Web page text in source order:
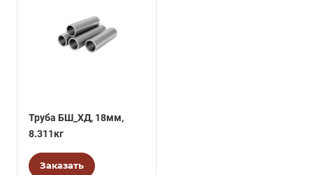
Труба БШ_ХД, 18мм,
8.311кг
Заказать